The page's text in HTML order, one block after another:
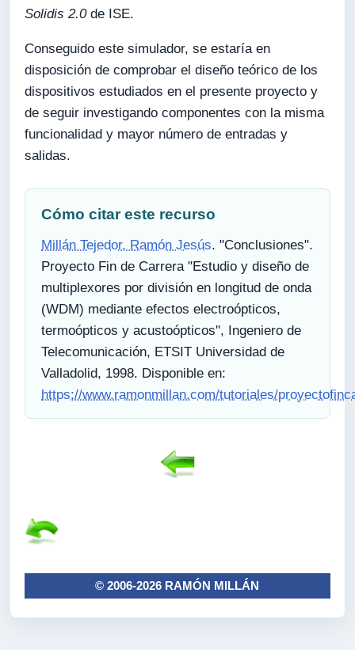
Solidis 2.0de ISE.
Conseguido este simulador, se estaría en
disposición de comprobar el diseño teórico de los
dispositivos estudiados en el presente proyecto y
de seguir investigando componentes con la misma
funcionalidad y mayor número de entradas y
salidas.
Cómo citar este recurso
Millán Tejedor, Ramón Jesús. "Conclusiones".
Proyecto Fin de Carrera "Estudio y diseño de
multiplexores por división en longitud de onda
(WDM) mediante efectos electroópticos,
termoópticos y acustoópticos", Ingeniero de
Telecomunicación, ETSIT Universidad de
Valladolid, 1998. Disponible en:
https://www.ramonmillan.com/tutoriales/
© 2006-2026 RAMÓN MILLÁN